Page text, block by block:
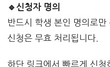
🔹신청자 명의
반드시 학생 본인 명의로만
신청은 무효 처리됩니다.
하단 링크에서 빠르게 신청